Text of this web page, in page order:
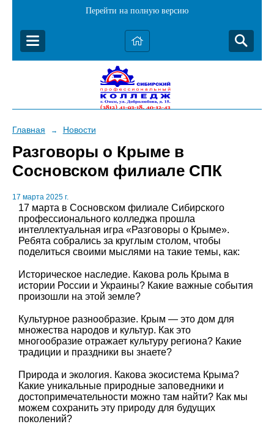
Перейти на полную версию
Главная → Новости
Разговоры о Крыме в
Сосновском филиале СПК
17 марта 2025 г.
17 марта в Сосновском филиале Сибирского
профессионального колледжа прошла
интеллектуальная игра «Разговоры о Крыме».
Ребята собрались за круглым столом, чтобы
поделиться своими мыслями на такие темы, как:
Историческое наследие. Какова роль Крыма в
истории России и Украины? Какие важные события
произошли на этой земле?
Культурное разнообразие. Крым — это дом для
множества народов и культур. Как это
многообразие отражает культуру региона? Какие
традиции и праздники вы знаете?
Природа и экология. Какова экосистема Крыма?
Какие уникальные природные заповедники и
достопримечательности можно там найти? Как мы
можем сохранить эту природу для будущих
поколений?